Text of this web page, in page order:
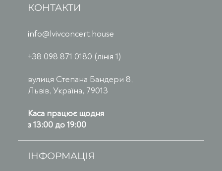
КОНТАКТИ
info@lvivconcert.house
+38 098 871 0180 (лінія 1)
вулиця Степана Бандери 8,
Львів, Україна, 79013
Каса працює щодня
з 13:00 до 19:00
ІНФОРМАЦІЯ